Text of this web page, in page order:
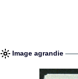
Image agrandie